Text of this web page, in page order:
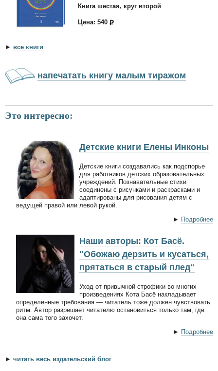
Книга шестая, круг второй
Цена: 540
► все книги
напечатать книгу малым тиражом
Это интересно:
Детские книги Елены Инконы
Детские книги создавались как подспорье
для работников детских образовательных
учреждений. Познавательные стихи
соединены с рисунками и раскрасками и
адаптированы для рисования детям с
ведущей правой или левой рукой.
► Подробнее
Наши авторы: Кот Басё.
"Обожаю дерзить и кусаться,
прятаться в старый плед"
Уход от привычной строфики во многих
произведениях Кота Басё накладывает
определенные требования — читатель тоже должен чувствовать
ритм. Автор разрешает читателю остановиться только там, где
она сама того захочет.
► Подробнее
► читать весь издательский блог